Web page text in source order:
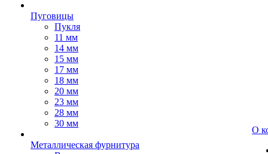
Пуговицы
Пукля
11 мм
14 мм
15 мм
17 мм
18 мм
20 мм
23 мм
28 мм
30 мм
Металлическая фурнитура
О